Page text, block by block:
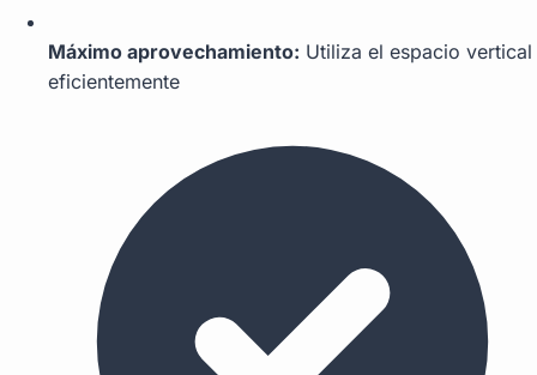
Máximo aprovechamiento: Utiliza el espacio vertical
eficientemente